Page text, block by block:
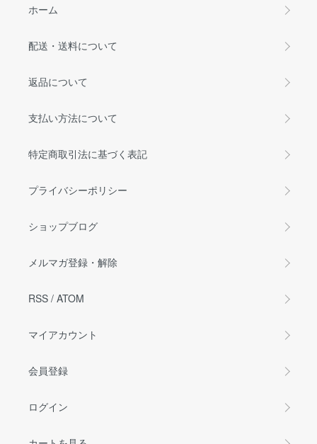
ホーム
配送・送料について
返品について
支払い方法について
特定商取引法に基づく表記
プライバシーポリシー
ショップブログ
メルマガ登録・解除
RSS / ATOM
マイアカウント
会員登録
ログイン